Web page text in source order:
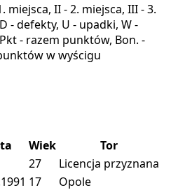
miejsca, II - 2. miejsca, III - 3.
- defekty, U - upadki, W -
- razem punktów, Bon. -
w wyścigu
Wiek
Tor
27
Licencja przyznana
17
Opole